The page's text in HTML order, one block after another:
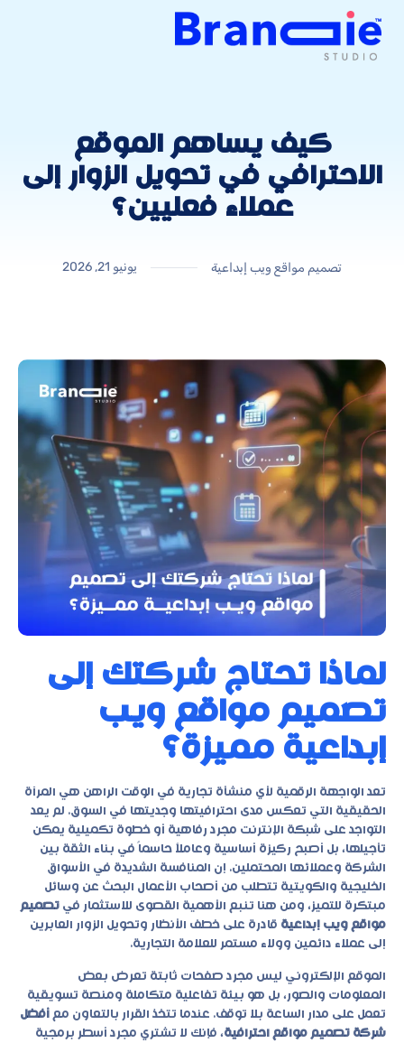
كيف يساهم الموقع
الاحترافي في تحويل الزوار إلى
عملاء فعليين؟
تصميم مواقع ويب إبداعية يونيو 21, 2026
لماذا تحتاج شركتك إلى
تصميم مواقع ويب
إبداعية مميزة؟
تعد الواجهة الرقمية لأي منشأة تجارية في الوقت الراهن هي المرآة
الحقيقية التي تعكس مدى احترافيتها وجديتها في السوق. لم يعد
التواجد على شبكة الإنترنت مجرد رفاهية أو خطوة تكميلية يمكن
تأجيلها، بل أصبح ركيزة أساسية وعاملاً حاسماً في بناء الثقة بين
الشركة وعملائها المحتملين. إن المنافسة الشديدة في الأسواق
الخليجية والكويتية تتطلب من أصحاب الأعمال البحث عن وسائل
مبتكرة للتميز، ومن هنا تنبع الأهمية القصوى للاستثمار في تصميم
مواقع ويب إبداعية قادرة على خطف الأنظار وتحويل الزوار العابرين
إلى عملاء دائمين وولاء مستمر للعلامة التجارية.
الموقع الإلكتروني ليس مجرد صفحات ثابتة تعرض بعض
المعلومات والصور، بل هو بيئة تفاعلية متكاملة ومنصة تسويقية
تعمل على مدار الساعة بلا توقف. عندما تتخذ القرار بالتعاون مع أفضل
شركة تصميم مواقع احترافية، فإنك لا تشتري مجرد أسطر برمجية